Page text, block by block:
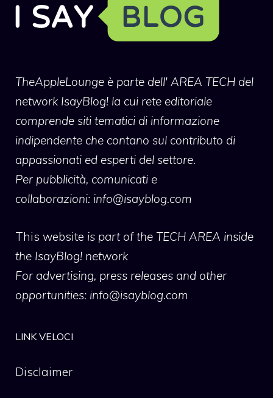
TheAppleLounge è parte dell' AREA TECH del
network IsayBlog! la cui rete editoriale
comprende siti tematici di informazione
indipendente che contano sul contributo di
appassionati ed esperti del settore.
Per pubblicità, comunicati e
collaborazioni: info@isayblog.com
This website is part of the TECH AREA inside
the IsayBlog! network
For advertising, press releases and other
opportunities: info@isayblog.com
LINK VELOCI
Disclaimer